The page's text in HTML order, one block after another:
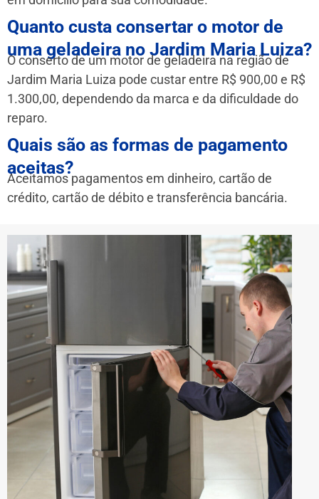
Quanto custa consertar o motor de
uma geladeira no Jardim Maria Luiza?
O conserto de um motor de geladeira na região de
Jardim Maria Luiza pode custar entre R$ 900,00 e R$
1.300,00, dependendo da marca e da dificuldade do
reparo.
Quais são as formas de pagamento
aceitas?
Aceitamos pagamentos em dinheiro, cartão de
crédito, cartão de débito e transferência bancária.